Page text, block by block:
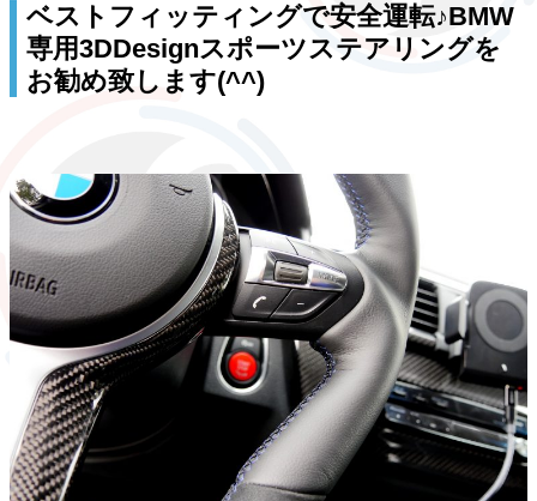
ベストフィッティングで安全運転♪BMW
専用3DDesignスポーツステアリングを
お勧め致します(^^)